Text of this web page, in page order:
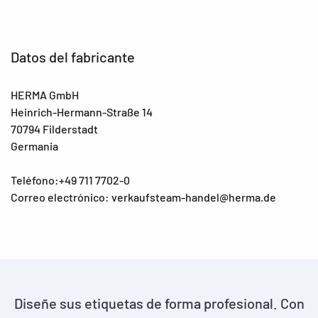
Datos del fabricante
HERMA GmbH
Heinrich-Hermann-Straße 14
70794 Filderstadt
Germania
Teléfono:+49 711 7702-0
Correo electrónico: verkaufsteam-handel@herma.de
Diseñe sus etiquetas de forma profesional. Con